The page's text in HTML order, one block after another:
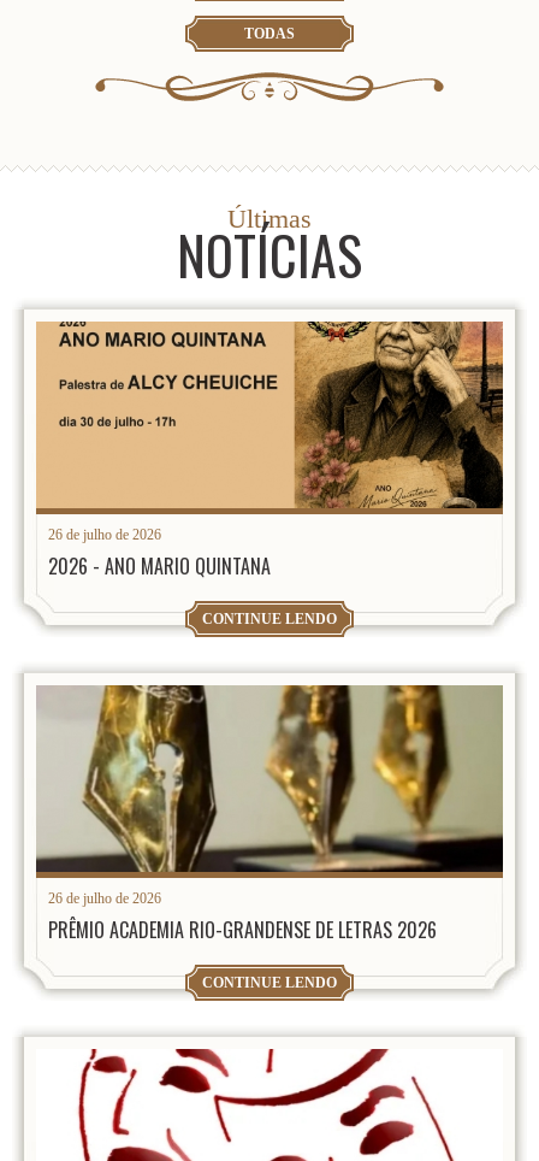
TODAS
Últimas
NOTÍCIAS
26 de julho de 2026
2026 - ANO MARIO QUINTANA
CONTINUE LENDO
26 de julho de 2026
PRÊMIO ACADEMIA RIO-GRANDENSE DE LETRAS 2026
CONTINUE LENDO